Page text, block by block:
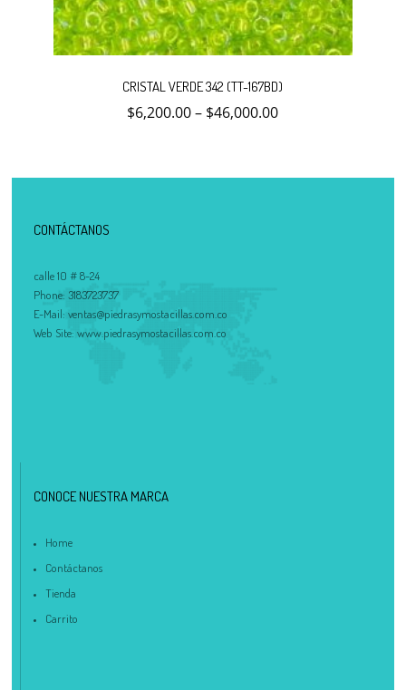
tiene
múltiples
variantes.
pueden
CRISTAL VERDE 342 (TT-167BD)
$6,200.00– $46,000.00
CONTÁCTANOS
calle 10 # 8-24
Phone: 3183723737
E-Mail: ventas@piedrasymostacillas.com.co
Web Site: www.piedrasymostacillas.com.co
CONOCE NUESTRA MARCA
Home
Contáctanos
Tienda
Carrito